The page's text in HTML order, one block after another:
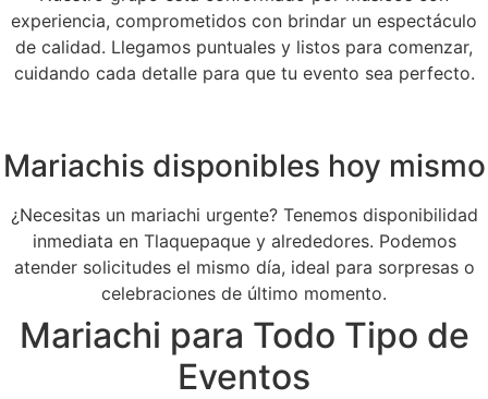
experiencia, comprometidos con brindar un espectáculo
de calidad. Llegamos puntuales y listos para comenzar,
cuidando cada detalle para que tu evento sea perfecto.
Mariachis disponibles hoy mismo
¿Necesitas un mariachi urgente? Tenemos disponibilidad
inmediata en Tlaquepaque y alrededores. Podemos
atender solicitudes el mismo día, ideal para sorpresas o
celebraciones de último momento.
Mariachi para Todo Tipo de
Eventos